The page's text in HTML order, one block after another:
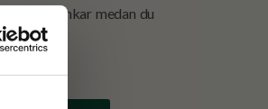
och drinkar medan du
tub.